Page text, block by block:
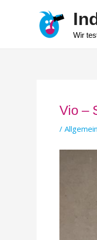
Wir
Vio –
/ Allgemein